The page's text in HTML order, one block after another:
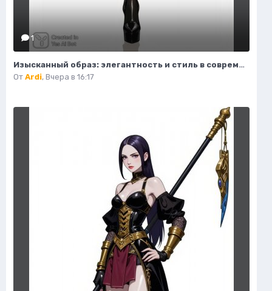
1
Изысканный образ: элегантность и стиль в современной иллюстрации моды. Нейросеть Flux.1
От Ardi, Вчера в 16:17